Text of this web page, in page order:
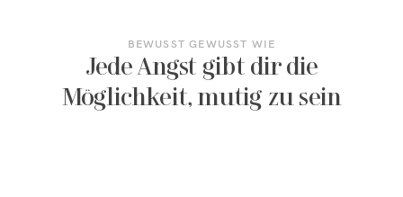
BEWUSST GEWUSST WIE
Jede Angst gibt dir die
Möglichkeit, mutig zu sein